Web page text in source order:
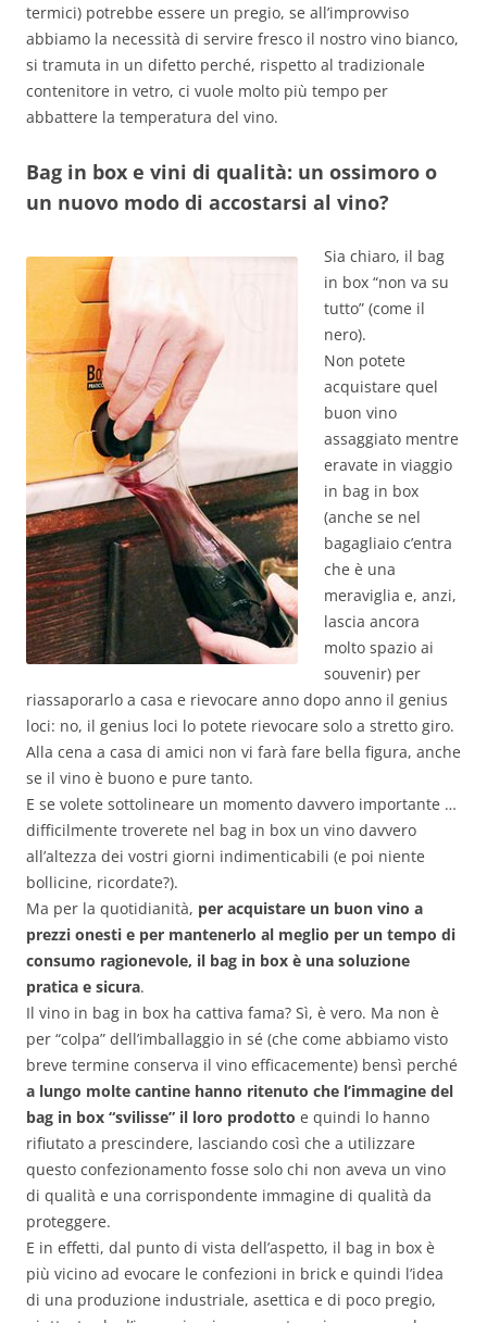
termici) potrebbe essere un pregio, se all’improvviso
abbiamo la necessità di servire fresco il nostro vino bianco,
si tramuta in un difetto perché, rispetto al tradizionale
contenitore in vetro, ci vuole molto più tempo per
abbattere la temperatura del vino.
Bag in box e vini di qualità: un ossimoro o
un nuovo modo di accostarsi al vino?
Sia chiaro, il bag
in box “non va su
tutto” (come il
nero).
Non potete
acquistare quel
buon vino
assaggiato mentre
eravate in viaggio
in bag in box
(anche se nel
bagagliaio c’entra
che è una
meraviglia e, anzi,
lascia ancora
molto spazio ai
souvenir) per
riassaporarlo a casa e rievocare anno dopo anno il genius
loci: no, il genius loci lo potete rievocare solo a stretto giro.
Alla cena a casa di amici non vi farà fare bella figura, anche
se il vino è buono e pure tanto.
E se volete sottolineare un momento davvero importante …
difficilmente troverete nel bag in box un vino davvero
all’altezza dei vostri giorni indimenticabili (e poi niente
bollicine, ricordate?).
Ma per la quotidianità, per acquistare un buon vino a
prezzi onesti e per mantenerlo al meglio per un tempo di
consumo ragionevole, il bag in box è una soluzione
pratica e sicura.
Il vino in bag in box ha cattiva fama? Sì, è vero. Ma non è
per “colpa” dell’imballaggio in sé (che come abbiamo visto
breve termine conserva il vino efficacemente) bensì perché
a lungo molte cantine hanno ritenuto che l’immagine del
bag in box “svilisse” il loro prodotto e quindi lo hanno
rifiutato a prescindere, lasciando così che a utilizzare
questo confezionamento fosse solo chi non aveva un vino
di qualità e una corrispondente immagine di qualità da
proteggere.
E in effetti, dal punto di vista dell’aspetto, il bag in box è
più vicino ad evocare le confezioni in brick e quindi l’idea
di una produzione industriale, asettica e di poco pregio,